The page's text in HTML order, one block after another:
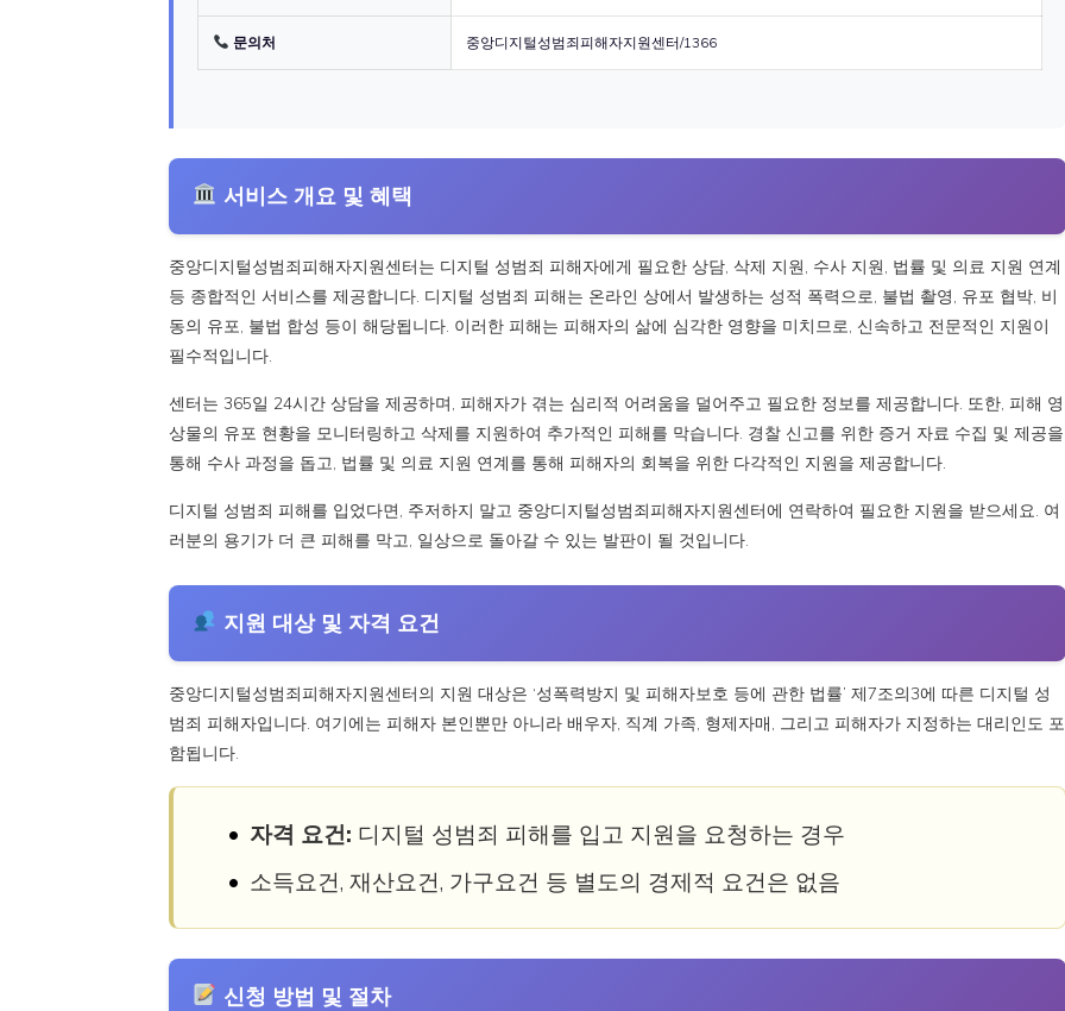
문의처 중앙디지털성범죄피해자지원센터/1366
서비스 개요 및 혜택
중앙디지털성범죄피해자지원센터는 디지털 성범죄 피해자에게 필요한 상담, 삭제 지원, 수사 지원, 법률 및 의료 지원 연계
등 종합적인 서비스를 제공합니다. 디지털 성범죄 피해는 온라인 상에서 발생하는 성적 폭력으로, 불법 촬영, 유포 협박, 비
동의 유포, 불법 합성 등이 해당됩니다. 이러한 피해는 피해자의 삶에 심각한 영향을 미치므로, 신속하고 전문적인 지원이
필수적입니다.
센터는 365일 24시간 상담을 제공하며, 피해자가 겪는 심리적 어려움을 덜어주고 필요한 정보를 제공합니다. 또한, 피해 영
상물의 유포 현황을 모니터링하고 삭제를 지원하여 추가적인 피해를 막습니다. 경찰 신고를 위한 증거 자료 수집 및 제공을
통해 수사 과정을 돕고, 법률 및 의료 지원 연계를 통해 피해자의 회복을 위한 다각적인 지원을 제공합니다.
디지털 성범죄 피해를 입었다면, 주저하지 말고 중앙디지털성범죄피해자지원센터에 연락하여 필요한 지원을 받으세요. 여
러분의 용기가 더 큰 피해를 막고, 일상으로 돌아갈 수 있는 발판이 될 것입니다.
지원 대상 및 자격 요건
중앙디지털성범죄피해자지원센터의 지원 대상은 ‘성폭력방지 및 피해자보호 등에 관한 법률’ 제7조의3에 따른 디지털 성
범죄 피해자입니다. 여기에는 피해자 본인뿐만 아니라 배우자, 직계 가족, 형제자매, 그리고 피해자가 지정하는 대리인도 포
함됩니다.
자격 요건: 디지털 성범죄 피해를 입고 지원을 요청하는 경우
소득요건, 재산요건, 가구요건 등 별도의 경제적 요건은 없음
신청 방법 및 절차